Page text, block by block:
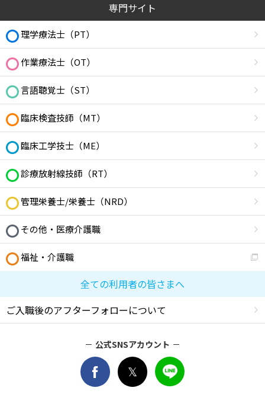
専門サイト
理学療法士（PT）
作業療法士（OT）
言語聴覚士（ST）
臨床検査技師（MT）
臨床工学技士（ME）
診療放射線技師（RT）
管理栄養士/栄養士（NRD）
その他・医療介護職
福祉・介護職
全ての利用者の皆さまへ
ご入職後のアフターフォローについて
公式SNSアカウント